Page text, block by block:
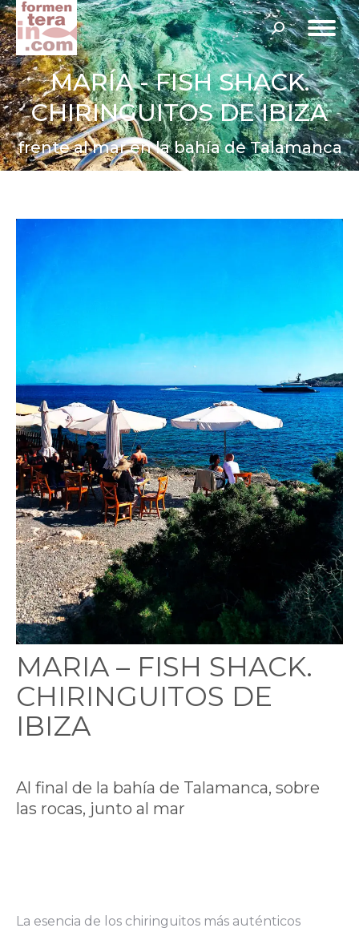
Buscar:
MARÍA - FISH SHACK.
CHIRINGUITOS DE IBIZA
frente al mar en la bahía de Talamanca
MARIA – FISH SHACK.
CHIRINGUITOS DE
IBIZA
Al final de la bahía de Talamanca, sobre
las rocas, junto al mar
La esencia de los chiringuitos más auténticos